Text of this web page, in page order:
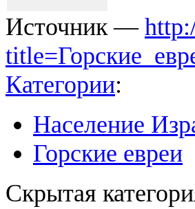
Источник —
Категории:
Население
Горские евреи
Скрытая